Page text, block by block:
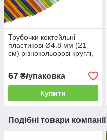
Трубочки коктейльні
пластикові Ø4.8 мм (21
см) різнокольорові круглі,
67 ₴/упаковка
Купити
Подібні товари компанії